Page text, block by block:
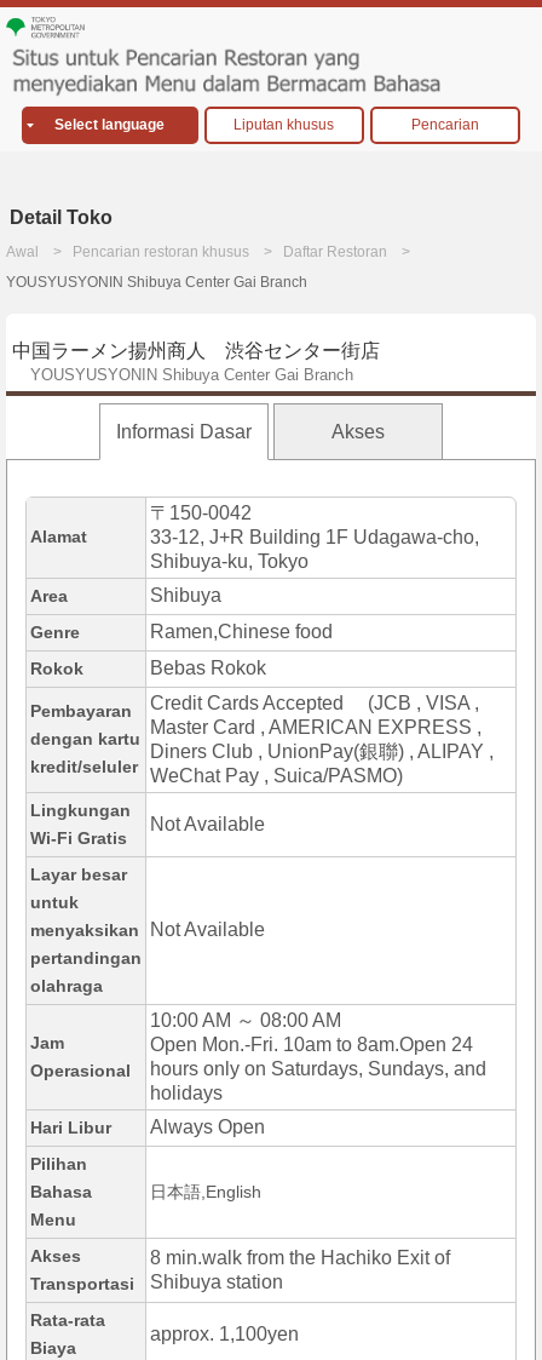
Select language Liputan khusus Pencarian
Detail Toko
Awal Pencarian restoran khusus
Daftar Restoran
YOUSYUSYONIN Shibuya Center Gai Branch
中国ラーメン揚州商人 渋谷センター街店
YOUSYUSYONIN Shibuya Center Gai Branch
Informasi Dasar Akses
Alamat
〒150-0042
33-12, J+R Building 1F Udagawa-cho,
Shibuya-ku, Tokyo
Area Shibuya
Genre Ramen,Chinese food
Rokok Bebas Rokok
Pembayaran
dengan kartu
kredit/seluler
Credit Cards Accepted (JCB , VISA ,
Master Card , AMERICAN EXPRESS ,
Diners Club , UnionPay(銀聯) , ALIPAY ,
WeChat Pay , Suica/PASMO)
Lingkungan
Wi-Fi Gratis
Not Available
Layar besar
untuk
menyaksikan
pertandingan
olahraga
Not Available
Jam
Operasional
10:00 AM ～ 08:00 AM
Open Mon.-Fri. 10am to 8am.Open 24
hours only on Saturdays, Sundays, and
holidays
Hari Libur Always Open
Pilihan
Bahasa
Menu
日本語,English
Akses
Transportasi
8 min.walk from the Hachiko Exit of
Shibuya station
Rata-rata
Biaya
approx. 1,100yen